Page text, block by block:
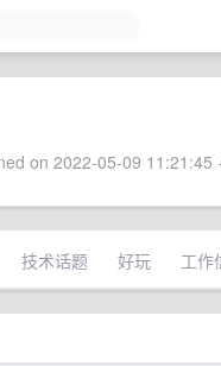
on 2022-05-09 11:21:45
技术话题 好玩 工作